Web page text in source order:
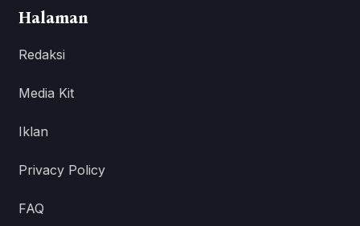
Halaman
Redaksi
Media Kit
Iklan
Privacy Policy
FAQ